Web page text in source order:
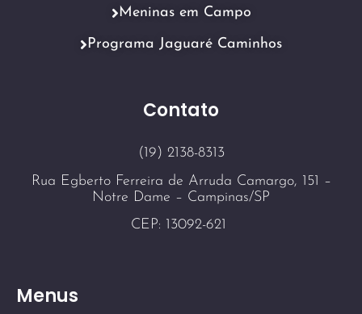
Contato
(19) 2138-8313
Rua Egberto Ferreira de Arruda Camargo, 151 –
Notre Dame – Campinas/SP
CEP: 13092-621
Menus
Meninas em Campo
Programa Jaguaré Caminhos